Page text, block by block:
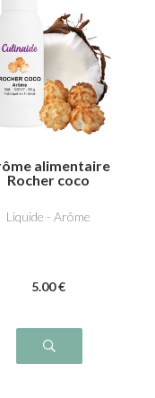
alimentaire
Rocher coco
Liquide - Arôme
5.00 €